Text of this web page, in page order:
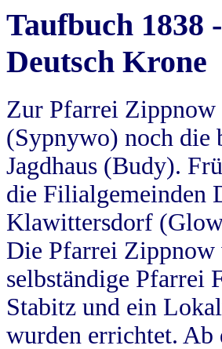
Taufbuch 1838
Deutsch Krone
Zur Pfarrei Zippnow
(Sypnywo) noch die
Jagdhaus (Budy).
die Filialgemeinden
Klawittersdorf
Die Pfarrei Zippnow
selbständige Pfarrei
Stabitz und ein
wurden errichtet. Ab